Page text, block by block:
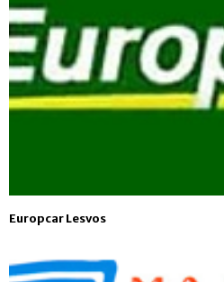
Europcar Lesvos